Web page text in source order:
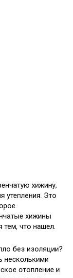
хижину,
утепления. Это
хижины
тем, что нашел.
без изоляции?
несколькими
отопление и